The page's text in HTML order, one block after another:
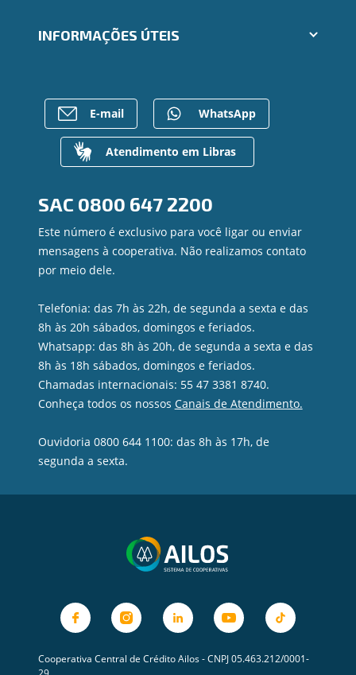
Trabalhe Conosco
Ailos Educação
Mapa do site
Gerenciar Cookies
Consórcios
Previdência
Seguros
Para empresas
INFORMAÇÕES ÚTEIS
Entre em contato
Canal de Ética
Gerenciamento de Riscos
Privacidade e Segurança
E-mail WhatsApp
Atendimento em Libras
SAC 0800 647 2200
Este número é exclusivo para você ligar ou enviar
mensagens à cooperativa. Não realizamos contato
por meio dele.
Telefonia: das 7h às 22h, de segunda a sexta e das
8h às 20h sábados, domingos e feriados.
Whatsapp: das 8h às 20h, de segunda a sexta e das
8h às 18h sábados, domingos e feriados.
Chamadas internacionais: 55 47 3381 8740.
Conheça todos os nossos Canais de Atendimento.
Ouvidoria 0800 644 1100: das 8h às 17h, de
segunda a sexta.
Cooperativa Central de Crédito Ailos - CNPJ 05.463.212/0001-